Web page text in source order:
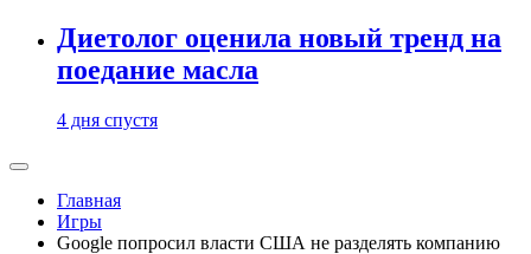
Диетолог оценила новый тренд на
поедание масла
4 дня спустя
Главная
Игры
Google попросил власти США не разделять компанию